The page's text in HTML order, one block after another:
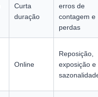
Curta
duração
erros de
contagem e
perdas
Online
Reposição,
exposição e